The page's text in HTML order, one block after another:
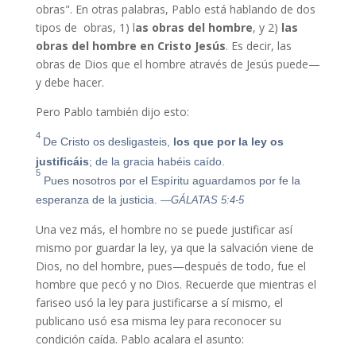
obras". En otras palabras, Pablo está hablando de dos
tipos de obras, 1) las obras del hombre, y 2) las
obras del hombre en Cristo Jesús. Es decir, las
obras de Dios que el hombre através de Jesús puede—
y debe hacer.
Pero Pablo también dijo esto:
4 De Cristo os desligasteis, los que por la ley os
justificáis; de la gracia habéis caído.
5
Pues nosotros por el Espíritu aguardamos por fe la
esperanza de la justicia. —GÁLATAS 5:4-5
Una vez más, el hombre no se puede justificar así
mismo por guardar la ley, ya que la salvación viene de
Dios, no del hombre, pues—después de todo, fue el
hombre que pecó y no Dios. Recuerde que mientras el
fariseo usó la ley para justificarse a sí mismo, el
publicano usó esa misma ley para reconocer su
condición caída. Pablo acalara el asunto: